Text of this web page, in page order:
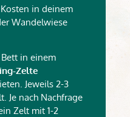
in deinem
Wandelwiese
in einem
Zelte
Jeweils 2-3
Je nach Nachfrage
Zelt mit 1-2